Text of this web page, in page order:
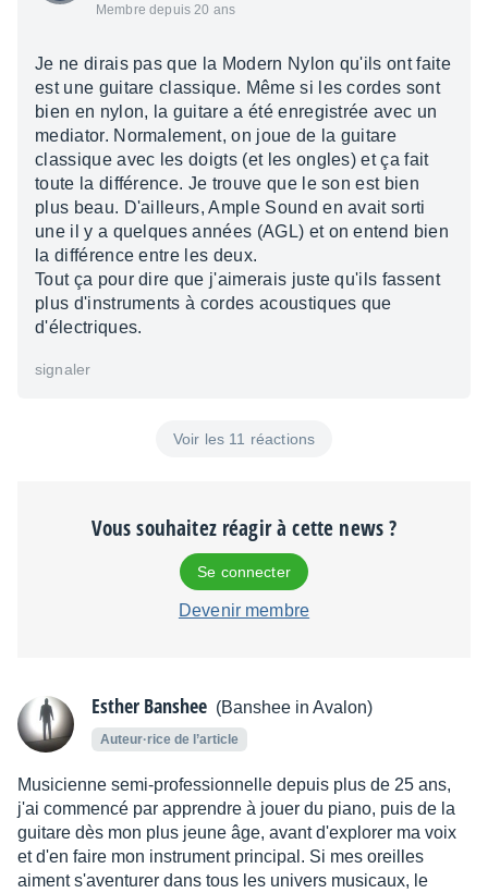
Membre depuis 20 ans
Je ne dirais pas que la Modern Nylon qu'ils ont faite
est une guitare classique. Même si les cordes sont
bien en nylon, la guitare a été enregistrée avec un
mediator. Normalement, on joue de la guitare
classique avec les doigts (et les ongles) et ça fait
toute la différence. Je trouve que le son est bien
plus beau. D'ailleurs, Ample Sound en avait sorti
une il y a quelques années (AGL) et on entend bien
la différence entre les deux.
Tout ça pour dire que j'aimerais juste qu'ils fassent
plus d'instruments à cordes acoustiques que
d'électriques.
signaler
Voir les 11 réactions
Vous souhaitez réagir à cette news ?
Se connecter
Devenir membre
Esther Banshee (Banshee in Avalon)
Auteur·rice de l’article
Musicienne semi-professionnelle depuis plus de 25 ans,
j'ai commencé par apprendre à jouer du piano, puis de la
guitare dès mon plus jeune âge, avant d'explorer ma voix
et d'en faire mon instrument principal. Si mes oreilles
aiment s'aventurer dans tous les univers musicaux, le